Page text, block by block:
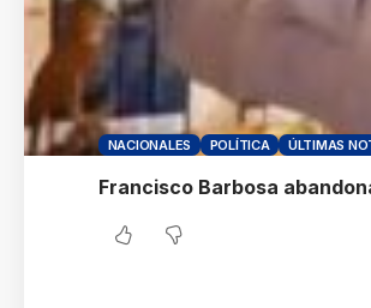
NACIONALES POLÍTICA ÚLTIMAS
Francisco Barbosa